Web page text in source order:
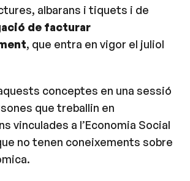
albarans i tiquets i de
de facturar
, que entra en vigor el juliol
conceptes en una sessió
que treballin en
vinculades a l’Economia Social
no tenen coneixements sobre